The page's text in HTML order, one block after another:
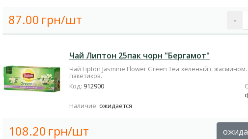
87.00 грн/шт -
Чай Липтон 25пак чорн "Бергамот"
Чай Lipton Jasmine Flower Green Tea зеленый с жасмином.
пакетиков.
Код: 912900
Наличие: ожидается
108.20 грн/шт